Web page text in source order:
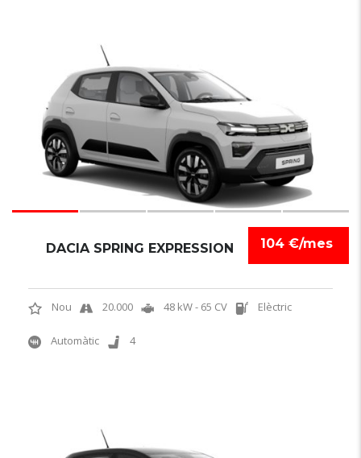
104 €/mes
DACIA SPRING EXPRESSION
Nou 20.000 48 kW - 65 CV Elèctric
Automàtic 4